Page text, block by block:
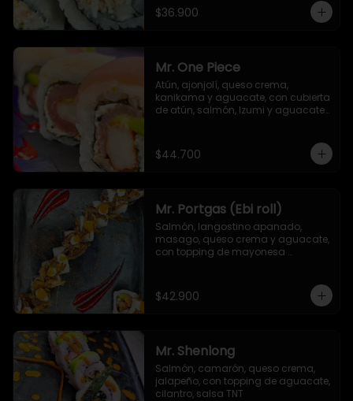
$36.900
Mr. One Piece
Atún, ajonjolí, queso crema,
kanikama y aguacate, con cubierta
de atún, salmón, Izumi y aguacate.
$44.700
Mr. Portgas (Ebi roll)
Salmón, langostino apanado,
masago, queso crema y aguacate,
con topping de mayonesa
$42.900
Mr. Shenlong
Salmón, camarón, queso crema,
jalapeño, con topping de aguacate,
cilantro, salsa TNT